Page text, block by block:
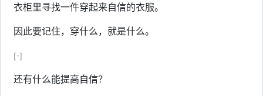
衣柜里寻找一件穿起来自信的衣服。
因此要记住，穿什么，就是什么。
[-]
还有什么能提高自信？